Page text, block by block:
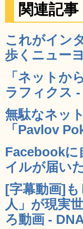
関連記事
これがイン
歩くニュー
「ネットか
ラフィクス
無駄なネッ
「Pavlov
Facebookに
イルが届い
[字幕動画]
人」が現実
ろ動画 -